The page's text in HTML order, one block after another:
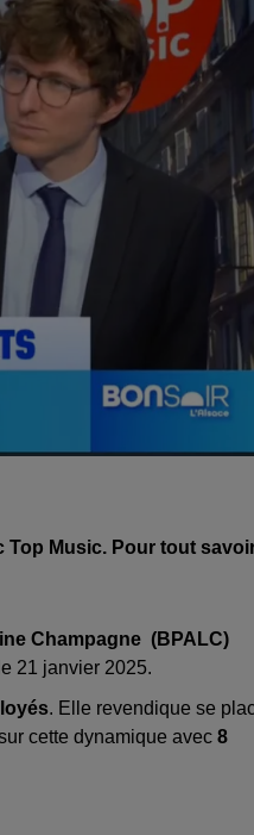
Top Music. Pour tout
Champagne (BPALC)
21 janvier 2025.
. Elle revendique se
cette dynamique avec 8